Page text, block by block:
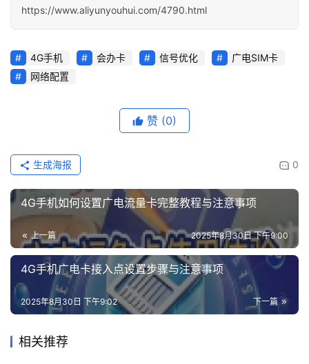
https://www.aliyunyouhui.com/4790.html
4G手机 会办卡 信号优化
广电SIM卡
网络配置
赞 (0)
0
生成海报
4G手机如何设置广电流量卡完整教程与注意事项
上一篇 2025年8月30日 下午9:00
4G手机广电卡接入点设置步骤与注意事项
下一篇
2025年8月30日 下午9:02
相关推荐